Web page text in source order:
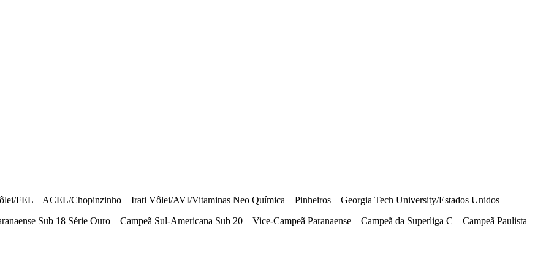
FEL – ACEL/Chopinzinho – Irati Vôlei/AVI/Vitaminas Neo Química – Pinheiros – Georgia Tech University/Estados Unidos
Sub 18 Série Ouro – Campeã Sul-Americana Sub 20 – Vice-Campeã Paranaense – Campeã da Superliga C – Campeã Paulista